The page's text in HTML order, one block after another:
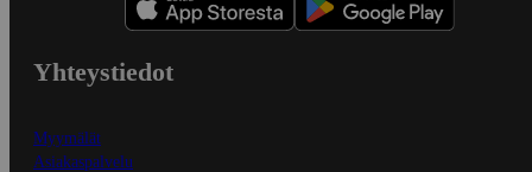
Yhteystiedot
Myymälät
Asiakaspalvelu